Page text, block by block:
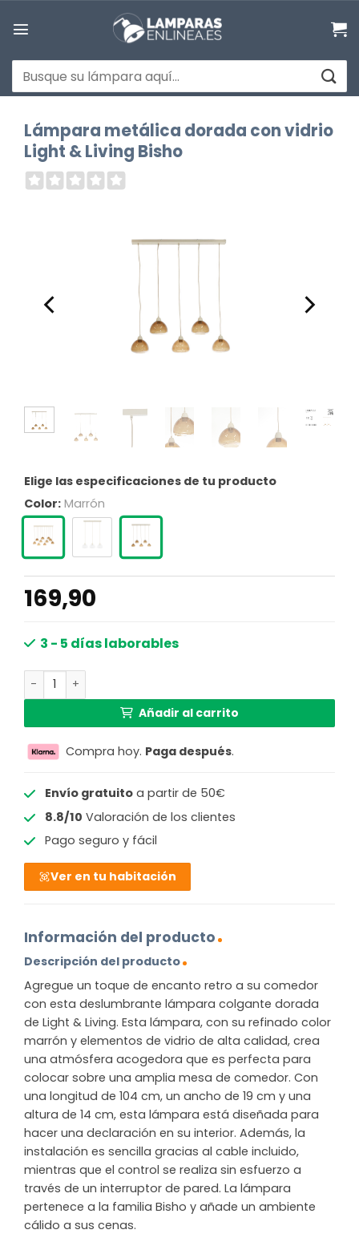
Buscar
por:
Lámpara metálica dorada con vidrio
Light & Living Bisho
Elige las especificaciones de tu producto
Color: Marrón
169,90
3 - 5 días laborables
Lámpara metálica dorada con vidrio Light & Living Bisho
Añadir al carrito
Compra hoy. Paga después.
Envío gratuitoa partir de 50€
8.8/10 Valoración de los clientes
Pago seguro y fácil
Ver en tu habitación
Información del producto
Descripción del producto
Agregue un toque de encanto retro a su comedor
con esta deslumbrante lámpara colgante dorada
de Light & Living. Esta lámpara, con su refinado color
marrón y elementos de vidrio de alta calidad, crea
una atmósfera acogedora que es perfecta para
colocar sobre una amplia mesa de comedor. Con
una longitud de 104 cm, un ancho de 19 cm y una
altura de 14 cm, esta lámpara está diseñada para
hacer una declaración en su interior. Además, la
instalación es sencilla gracias al cable incluido,
mientras que el control se realiza sin esfuerzo a
través de un interruptor de pared. La lámpara
pertenece a la familia Bisho y añade un ambiente
cálido a sus cenas.